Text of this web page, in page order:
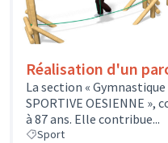
Réalisation d'un
La section «
SPORTIVE OESIENNE »,
à 87 ans. Elle contribue...
Sport